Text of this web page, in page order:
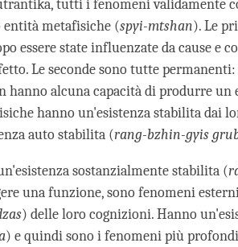
tutti i fenomeni validamente
entità metafisiche (spyi-mtshan). Le
essere state influenzate da cause e
Le seconde sono tutte
hanno alcuna capacità di produrre un
hanno un'esistenza stabilita dai
auto stabilita (rang-bzhin-gyis
sostanzialmente stabilita (
una funzione, sono fenomeni
) delle loro cognizioni. Hanno
) e quindi sono i fenomeni più